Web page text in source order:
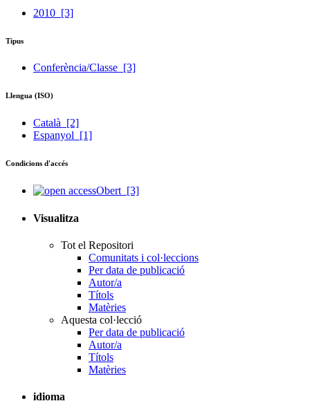
2010 [3]
Tipus
Conferència/Classe [3]
Llengua (ISO)
Català [2]
Espanyol [1]
Condicions d'accés
Obert [3]
Visualitza
Tot el Repositori
Comunitats i col·leccions
Per data de publicació
Autor/a
Títols
Matèries
Aquesta col·lecció
Per data de publicació
Autor/a
Títols
Matèries
idioma